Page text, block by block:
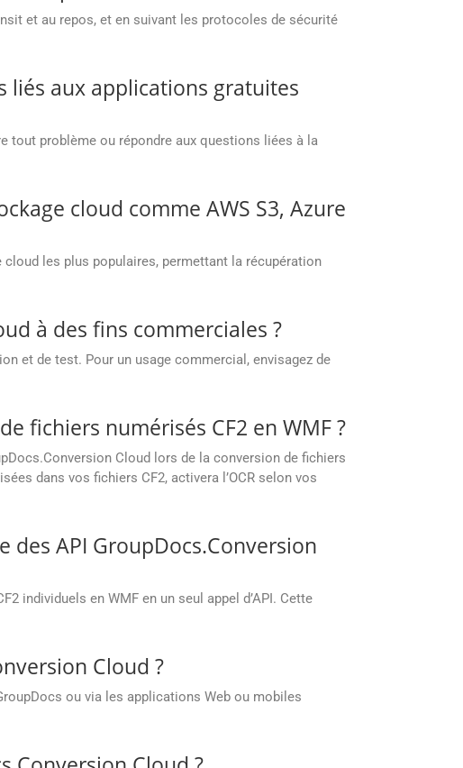
et au repos, et en suivant les protocoles de sécurité
liés aux applications gratuites
tout problème ou répondre aux questions liées à la
cloud comme AWS S3, Azure
les plus populaires, permettant la récupération
à des fins commerciales ?
et de test. Pour un usage commercial, envisagez de
fichiers numérisés CF2 en WMF ?
Cloud lors de la conversion de fichiers
dans vos fichiers CF2, activera l’OCR selon vos
des API GroupDocs.Conversion
individuels en WMF en un seul appel d’API. Cette
Cloud ?
ou via les applications Web ou mobiles